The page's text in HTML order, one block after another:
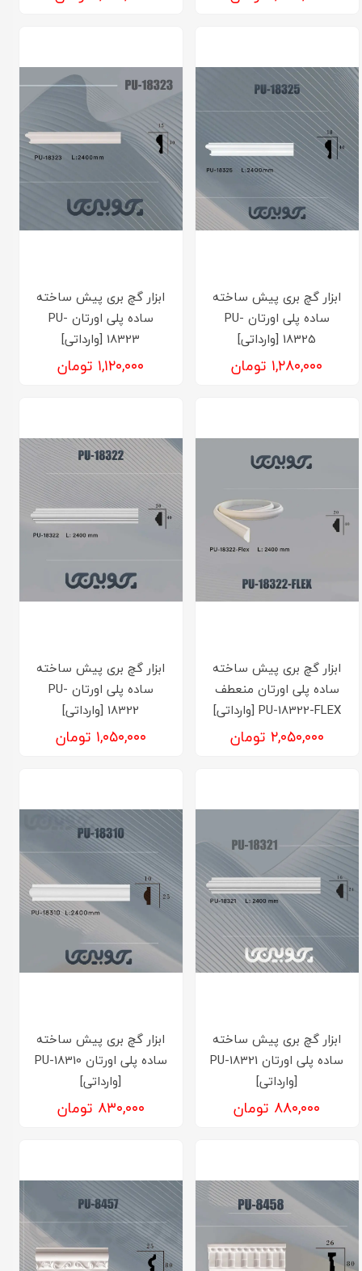
ابزار گچ بری پیش ساخته
ساده پلی اورتان PU-
18325 [وارداتی]
۱,۲۸۰,۰۰۰ تومان
ابزار گچ بری پیش ساخته
ساده پلی اورتان PU-
18323 [وارداتی]
۱,۱۲۰,۰۰۰ تومان
ابزار گچ بری پیش ساخته
ساده پلی اورتان منعطف
PU-18322-FLEX [وارداتی]
۲,۰۵۰,۰۰۰ تومان
ابزار گچ بری پیش ساخته
ساده پلی اورتان PU-
18322 [وارداتی]
۱,۰۵۰,۰۰۰ تومان
ابزار گچ بری پیش ساخته
ساده پلی اورتان PU-18321
[وارداتی]
۸۸۰,۰۰۰ تومان
ابزار گچ بری پیش ساخته
ساده پلی اورتان PU-18310
[وارداتی]
۸۳۰,۰۰۰ تومان